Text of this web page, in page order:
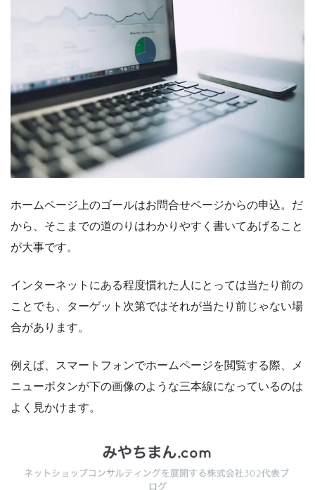
ホームページ上のゴールはお問合せページからの申込。だ
から、そこまでの道のりはわかりやすく書いてあげること
が大事です。
インターネットにある程度慣れた人にとっては当たり前の
ことでも、ターゲット次第ではそれが当たり前じゃない場
合があります。
例えば、スマートフォンでホームページを閲覧する際、メ
ニューボタンが下の画像のような三本線になっているのは
よく見かけます。